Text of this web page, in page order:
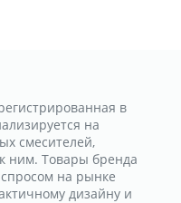
в
на
смесителей,
ним. Товары бренда
на рынке
дизайну и